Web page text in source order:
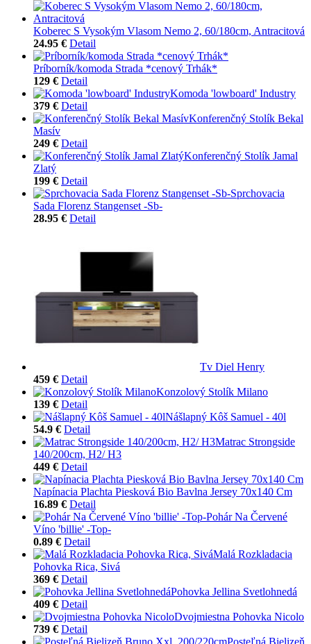
Koberec S Vysokým Vlasom Nemo 2, 60/180cm, Antracitová
24.95 € Detail
Príborník/komoda Strada *cenový Trhák*
129 € Detail
Komoda 'lowboard' Industry
379 € Detail
Konferenčný Stolík Bekal
Masív
249 € Detail
Konferenčný Stolík Jamal
Zlatý
199 € Detail
Sprchovacia
Sada Florenz Stangenset -Sb-
28.95 € Detail
Tv Diel Henry
459 € Detail
Konzolový Stolík Milano
139 € Detail
Nášlapný Kôš Samuel - 40l
54.9 € Detail
Matrac Strongside
140/200cm, H2/ H3
449 € Detail
Napínacia Plachta Piesková Bio Bavlna Jersey 70x140 Cm
16.89 € Detail
Pohár Na Červené
Víno 'billie' -Top-
0.89 € Detail
Malá Rozkladacia
Pohovka Rica, Sivá
369 € Detail
Pohovka Jellina Svetlohnedá
409 € Detail
Dvojmiestna Pohovka Nicolo
739 € Detail
Posteľná Bielizeň